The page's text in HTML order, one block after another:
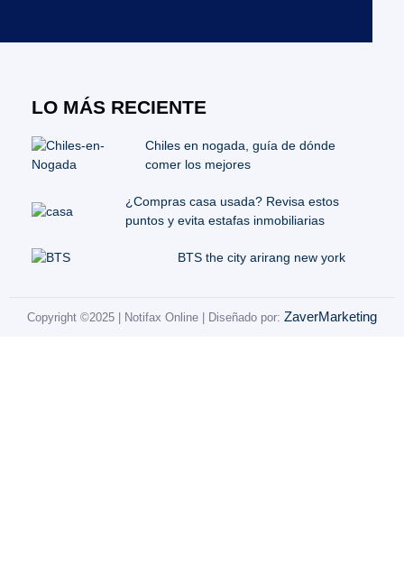
LO MÁS RECIENTE
Chiles en nogada, guía de dónde
comer los mejores
¿Compras casa usada? Revisa estos
puntos y evita estafas inmobiliarias
BTS the city arirang new york
Copyright ©2025 | Notifax Online | Diseñado por: ZaverMarketing